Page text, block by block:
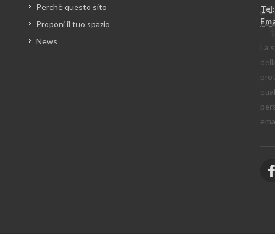
Perchè questo sito
Proponi il tuo spazio
News
Tel:
La